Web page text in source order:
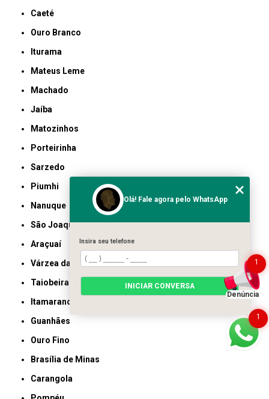
Caeté
Ouro Branco
Iturama
Mateus Leme
Machado
Jaíba
Matozinhos
Porteirinha
Sarzedo
Piumhi
Nanuque
São Joaquim de Bicas
Araçuaí
Várzea da Palma
Taiobeiras
Itamarandiba
Guanhães
Ouro Fino
Brasília de Minas
Carangola
1
Olá! Fale agora pelo WhatsApp
Insira seu telefone
INICIAR CONVERSA
1
Denúncia